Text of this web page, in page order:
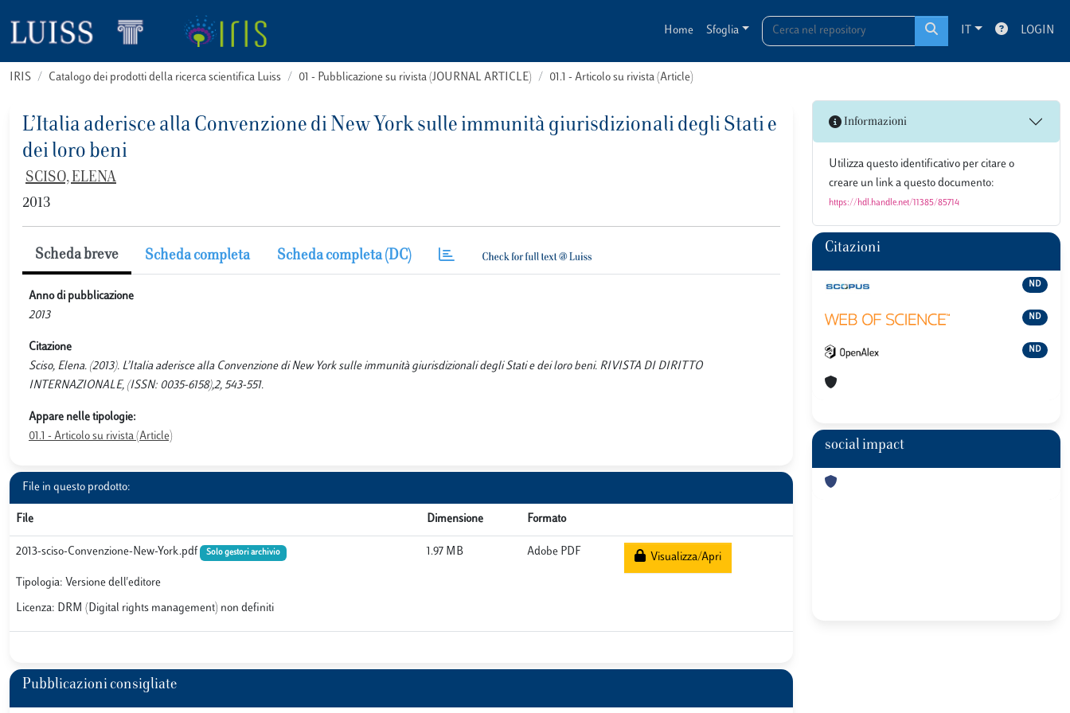
Home Sfoglia IT LOGIN
IRIS Catalogo dei prodotti della ricerca scientifica Luiss 01 - Pubblicazione su rivista (JOURNAL ARTICLE) 01.1 - Articolo su rivista (Article)
L’Italia aderisce alla Convenzione di New York sulle immunità giurisdizionali degli Stati e
dei loro beni
SCISO, ELENA
2013
Scheda breve Scheda completa Scheda completa (DC)
Anno di pubblicazione
2013
Citazione
Sciso, Elena. (2013). L’Italia aderisce alla Convenzione di New York sulle immunità giurisdizionali degli Stati e dei loro beni. RIVISTA DI DIRITTO
INTERNAZIONALE, (ISSN: 0035-6158),2, 543-551.
Appare nelle tipologie:
01.1 - Articolo su rivista (Article)
File in questo prodotto:
File Dimensione Formato
2013-sciso-Convenzione-New-York.pdf Solo gestori archivio
Tipologia: Versione dell'editore
Licenza: DRM (Digital rights management) non definiti
1.97 MB Adobe PDF Visualizza/Apri
Pubblicazioni consigliate
Informazioni
Utilizza questo identificativo per citare o
creare un link a questo documento:
https://hdl.handle.net/11385/85714
Citazioni
ND
ND
ND
social impact